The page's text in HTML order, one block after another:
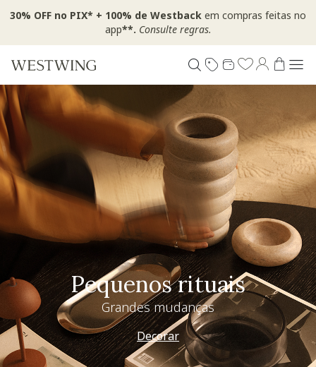
30% OFF no PIX* + 100% de Westback em compras feitas no
app**. Consulte regras.
Pequenos rituais
Grandes mudanças
Decorar